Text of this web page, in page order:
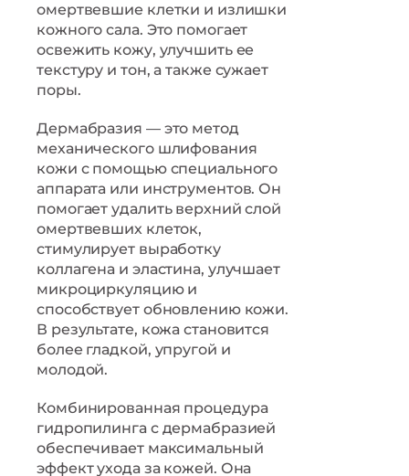
омертвевшие клетки и излишки
кожного сала. Это помогает
освежить кожу, улучшить ее
текстуру и тон, а также сужает
поры.
Дермабразия — это метод
механического шлифования
кожи с помощью специального
аппарата или инструментов. Он
помогает удалить верхний слой
омертвевших клеток,
стимулирует выработку
коллагена и эластина, улучшает
микроциркуляцию и
способствует обновлению кожи.
В результате, кожа становится
более гладкой, упругой и
молодой.
Комбинированная процедура
гидропилинга с дермабразией
обеспечивает максимальный
эффект ухода за кожей. Она